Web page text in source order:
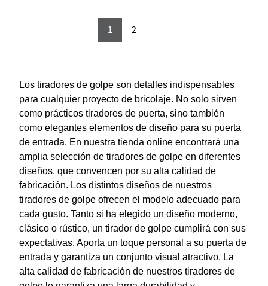
1 2
Los tiradores de golpe son detalles indispensables
para cualquier proyecto de bricolaje. No solo sirven
como prácticos tiradores de puerta, sino también
como elegantes elementos de diseño para su puerta
de entrada. En nuestra tienda online encontrará una
amplia selección de tiradores de golpe en diferentes
diseños, que convencen por su alta calidad de
fabricación. Los distintos diseños de nuestros
tiradores de golpe ofrecen el modelo adecuado para
cada gusto. Tanto si ha elegido un diseño moderno,
clásico o rústico, un tirador de golpe cumplirá con sus
expectativas. Aporta un toque personal a su puerta de
entrada y garantiza un conjunto visual atractivo. La
alta calidad de fabricación de nuestros tiradores de